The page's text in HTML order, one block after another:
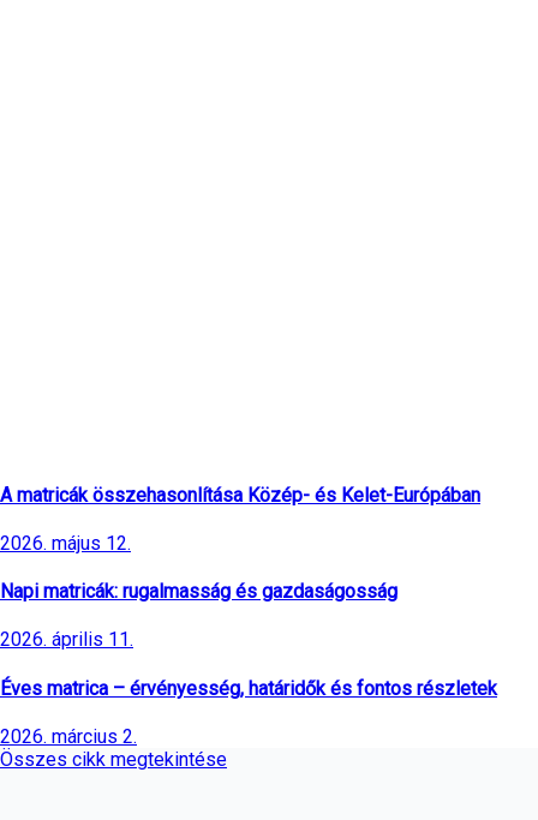
A matricák összehasonlítása Közép- és Kelet-Európában
2026. május 12.
Napi matricák: rugalmasság és gazdaságosság
2026. április 11.
Éves matrica – érvényesség, határidők és fontos részletek
2026. március 2.
Összes cikk megtekintése